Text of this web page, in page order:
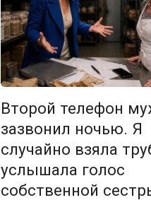
Второй телефон
зазвонил ночью. Я
случайно взяла
услышала голос
собственной